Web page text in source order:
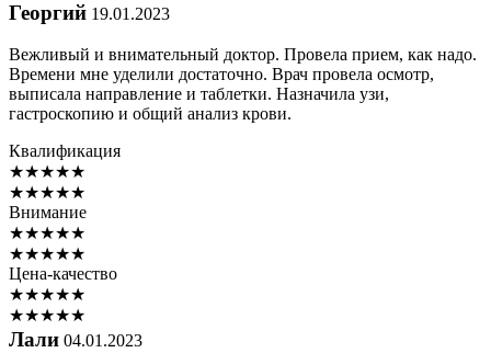
Георгий 19.01.2023
Вежливый и внимательный доктор. Провела прием, как надо.
Времени мне уделили достаточно. Врач провела осмотр,
выписала направление и таблетки. Назначила узи,
гастроскопию и общий анализ крови.
Квалификация
★★★★★
★★★★★
Внимание
★★★★★
★★★★★
Цена-качество
★★★★★
★★★★★
Лали 04.01.2023